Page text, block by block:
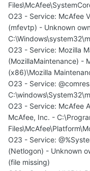
O23 - Service: McAfee
(mfevtp) - Unknown
O23 - Service: Mozilla
(MozillaMaintenance) -
(x86)\Mozilla
O23 - Service:
O23 - Service: McAfee
McAfee, Inc. -
O23 - Service:
(Netlogon) - Unknown
(file missing)